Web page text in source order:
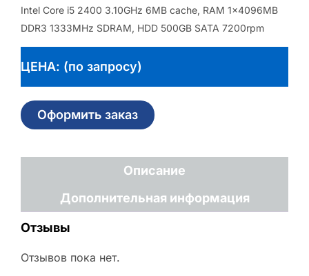
Intel Core i5 2400 3.10GHz 6MB cache, RAM 1x4096MB
DDR3 1333MHz SDRAM, HDD 500GB SATA 7200rpm
ЦЕНА: (по запросу)
Оформить заказ
Описание
Дополнительная информация
Отзывы
Отзывов пока нет.